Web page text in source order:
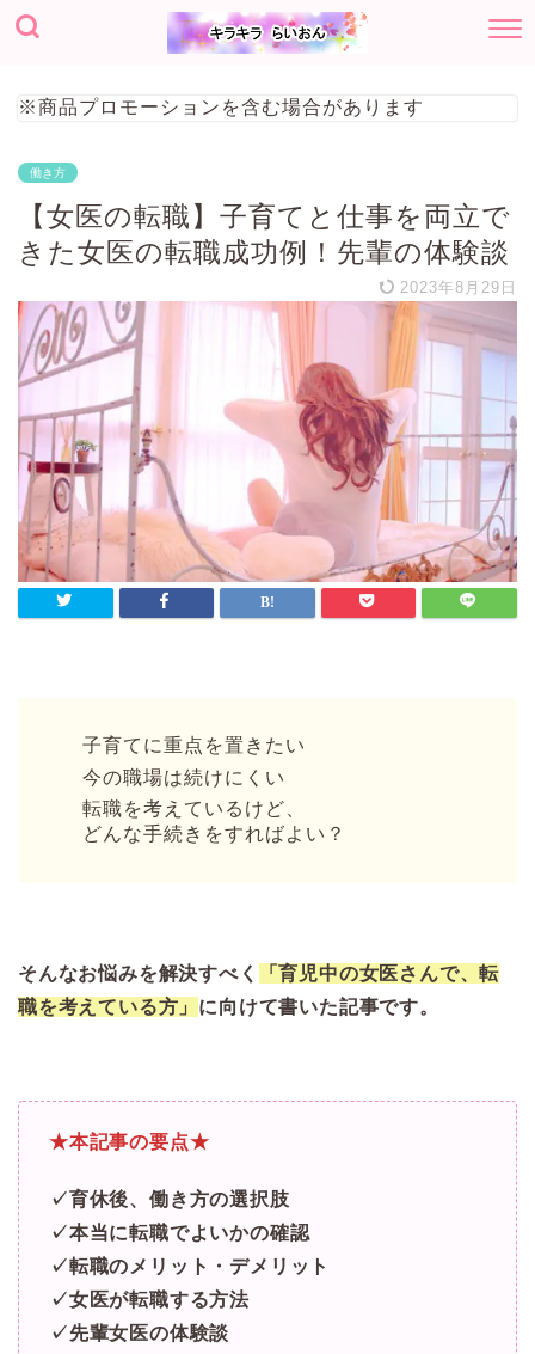
※商品プロモーションを含む場合があります
働き方
【女医の転職】子育てと仕事を両立で
きた女医の転職成功例！先輩の体験談
2023年8月29日
子育てに重点を置きたい
今の職場は続けにくい
転職を考えているけど、
どんな手続きをすればよい？
そんなお悩みを解決すべく
「育児中の女医さんで、転
職を考えている方」 に向けて書いた記事です。
★本記事の要点★
✓育休後、働き方の選択肢
✓本当に転職でよいかの確認
✓転職のメリット・デメリット
✓女医が転職する方法
✓先輩女医の体験談